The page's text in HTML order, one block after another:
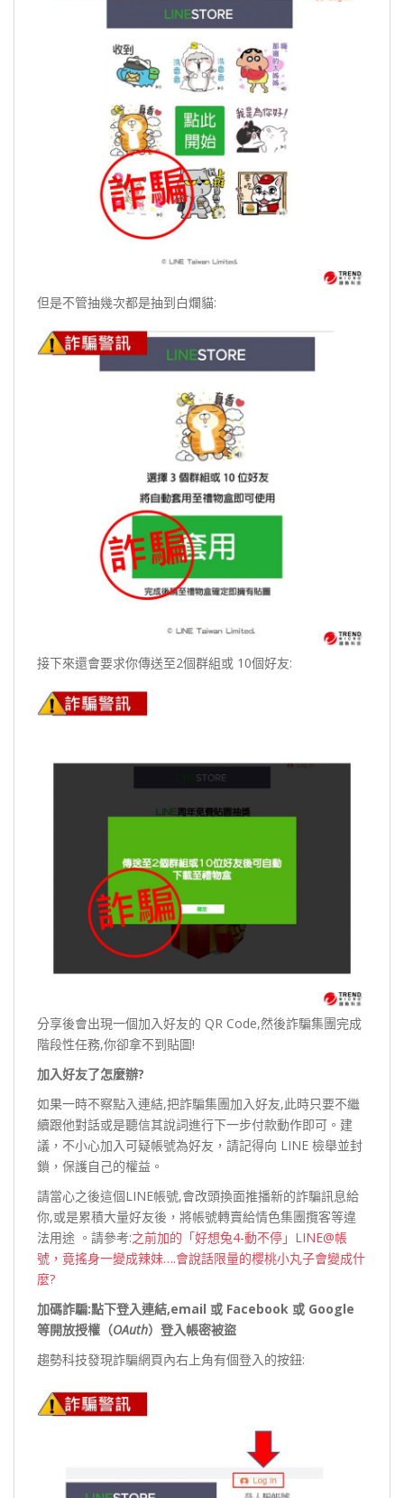
但是不管抽幾次都是抽到白爛貓:
接下來還會要求你傳送至2個群組或 10個好友:
分享後會出現一個加入好友的 QR Code,然後詐騙集團完成
階段性任務,你卻拿不到貼圖!
加入好友了怎麼辦?
如果一時不察點入連結,把詐騙集團加入好友,此時只要不繼
續跟他對話或是聽信其說詞進行下一步付款動作即可。建
議，不小心加入可疑帳號為好友，請記得向 LINE 檢舉並封
鎖，保護自己的權益。
請當心之後這個LINE帳號,會改頭換面推播新的詐騙訊息給
你,或是累積大量好友後，將帳號轉賣給情色集團攬客等違
法用途 。請參考:之前加的「好想兔4-動不停」LINE@帳
號，竟搖身一變成辣妹….會說話限量的櫻桃小丸子會變成什
麼?
加碼詐騙:點下登入連結,email 或 Facebook 或 Google
等開放授權（OAuth）登入帳密被盜
趨勢科技發現詐騙網頁內右上角有個登入的按鈕: